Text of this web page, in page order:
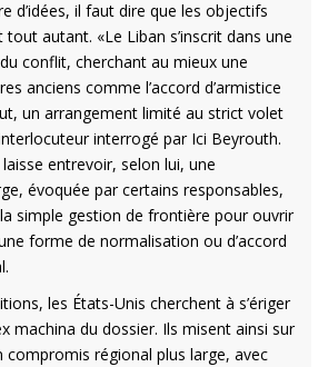
d’idées, il faut dire que les objectifs
autant. «Le Liban s’inscrit dans une
conflit, cherchant au mieux une
anciens comme l’accord d’armistice
un arrangement limité au strict volet
interrogé par Ici Beyrouth.
entrevoir, selon lui, une
évoquée par certains responsables,
simple gestion de frontière pour ouvrir
forme de normalisation ou d’accord
les États-Unis cherchent à s’ériger
machina du dossier. Ils misent ainsi sur
compromis régional plus large, avec